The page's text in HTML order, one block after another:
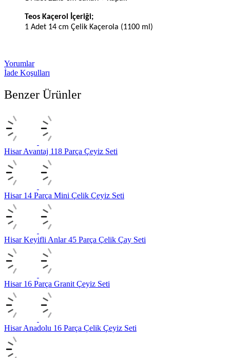
Teos Kaçerol İçeriği;
1 Adet 14 cm Çelik Kaçerola (1100 ml)
Yorumlar
İade Koşulları
Benzer Ürünler
Hisar Avantaj 118 Parça Çeyiz Seti
Hisar 14 Parça Mini Çelik Çeyiz Seti
Hisar Keyifli Anlar 45 Parça Çelik Çay Seti
Hisar 16 Parça Granit Çeyiz Seti
Hisar Anadolu 16 Parça Çelik Çeyiz Seti